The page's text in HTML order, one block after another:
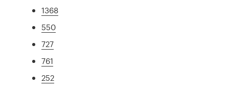
1368
550
727
761
252